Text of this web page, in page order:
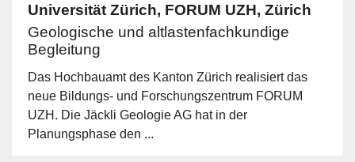
Universität Zürich, FORUM UZH, Zürich
Geologische und altlastenfachkundige
Begleitung
Das Hochbauamt des Kanton Zürich realisiert das
neue Bildungs- und Forschungszentrum FORUM
UZH. Die Jäckli Geologie AG hat in der
Planungsphase den ...